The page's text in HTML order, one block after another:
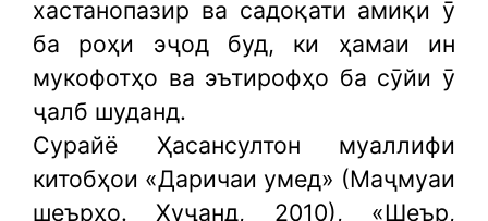
хастанопазир ва садоқати амиқи ӯ
ба роҳи эҷод буд, ки ҳамаи ин
мукофотҳо ва эътирофҳо ба сӯйи ӯ
ҷалб шуданд.
Сурайё Ҳасансултон муаллифи
китобҳои «Даричаи умед» (Маҷмуаи
шеърҳо. Хуҷанд, 2010), «Шеър,